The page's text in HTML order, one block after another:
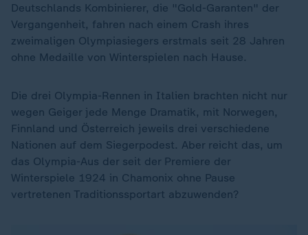
Deutschlands Kombinierer, die "Gold-Garanten" der
Vergangenheit, fahren nach einem Crash ihres
zweimaligen Olympiasiegers erstmals seit 28 Jahren
ohne Medaille von Winterspielen nach Hause.
Die drei Olympia-Rennen in Italien brachten nicht nur
wegen Geiger jede Menge Dramatik, mit Norwegen,
Finnland und Österreich jeweils drei verschiedene
Nationen auf dem Siegerpodest. Aber reicht das, um
das Olympia-Aus der seit der Premiere der
Winterspiele 1924 in Chamonix ohne Pause
vertretenen Traditionssportart abzuwenden?